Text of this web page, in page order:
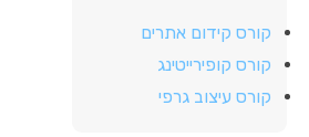
קורס קידום אתרים
קורס קופירייטינג
קורס עיצוב גרפי